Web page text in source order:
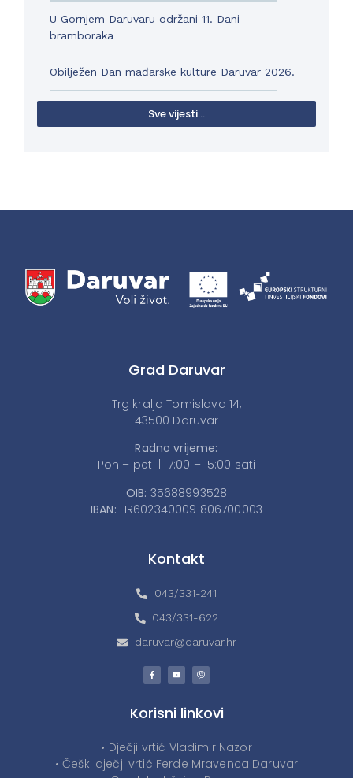
U Gornjem Daruvaru održani 11. Dani
bramboraka
Obilježen Dan mađarske kulture Daruvar 2026.
Sve vijesti...
Grad Daruvar
Trg kralja Tomislava 14,
43500 Daruvar
Radno vrijeme:
Pon – pet | 7:00 – 15:00 sati
OIB: 35688993528
IBAN: HR6023400091806700003
Kontakt
043/331-241
043/331-622
daruvar@daruvar.hr
Korisni linkovi
• Dječji vrtić Vladimir Nazor
• Češki dječji vrtić Ferde Mravenca Daruvar